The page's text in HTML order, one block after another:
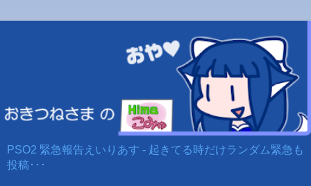
PSO2 緊急報告えいりあす - 起きてる時だけランダム緊急も
投稿･･･